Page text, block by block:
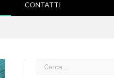
CONTATTI